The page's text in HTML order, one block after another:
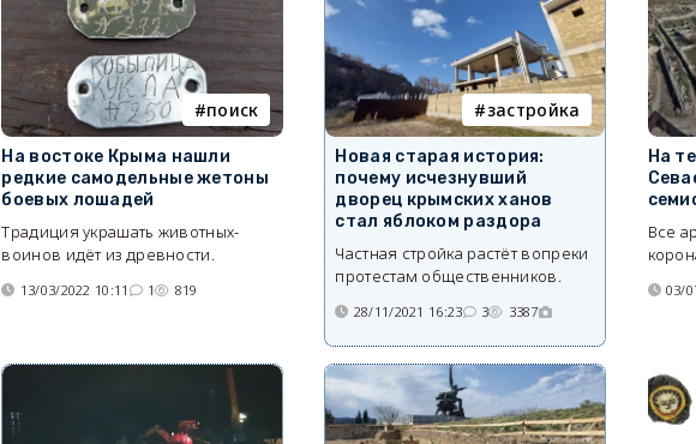
поиск
На востоке Крыма нашли
редкие самодельные жетоны
боевых лошадей
Традиция украшать животных-
воинов идёт из древности.
13/03/2022 10:11 1 819
застройка
Новая старая история:
почему исчезнувший
дворец крымских ханов
стал яблоком раздора
Частная стройка растёт вопреки
протестам общественников.
28/11/2021 16:23 3 3387
На
Все
03/